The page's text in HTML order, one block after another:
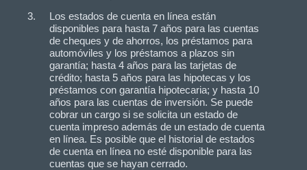
Los estados de cuenta en línea están
disponibles para hasta 7 años para las cuentas
de cheques y de ahorros, los préstamos para
automóviles y los préstamos a plazos sin
garantía; hasta 4 años para las tarjetas de
crédito; hasta 5 años para las hipotecas y los
préstamos con garantía hipotecaria; y hasta 10
años para las cuentas de inversión. Se puede
cobrar un cargo si se solicita un estado de
cuenta impreso además de un estado de cuenta
en línea. Es posible que el historial de estados
de cuenta en línea no esté disponible para las
cuentas que se hayan cerrado.